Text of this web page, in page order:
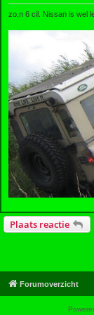
zo,n 6 cil. Nissan is wel
Plaats reactie
Forumoverzicht